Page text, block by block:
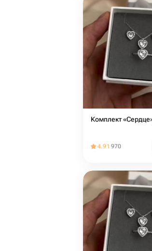
Комплект
4.91 970